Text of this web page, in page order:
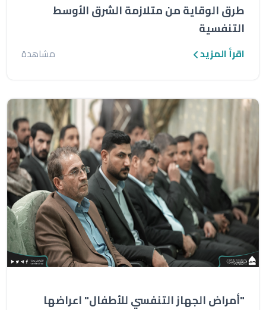
طرق الوقاية من متلازمة الشرق الأوسط
التنفسية
اقرأ المزيد مشاهدة
"أمراض الجهاز التنفسي للأطفال" اعراضها